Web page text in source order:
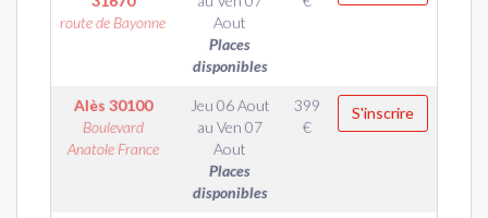
route de Bayonne
Aout
Places
disponibles
Alès 30100
Boulevard
Anatole France
Jeu 06 Aout
au Ven 07
Aout
Places
disponibles
399
€
S'inscrire